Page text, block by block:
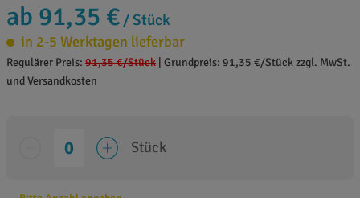
ab 91,35 € / Stück
in 2-5 Werktagen lieferbar
Regulärer Preis: 91,35 €/Stück Grundpreis: 91,35 €/Stück zzgl. MwSt.
und Versandkosten
Stück